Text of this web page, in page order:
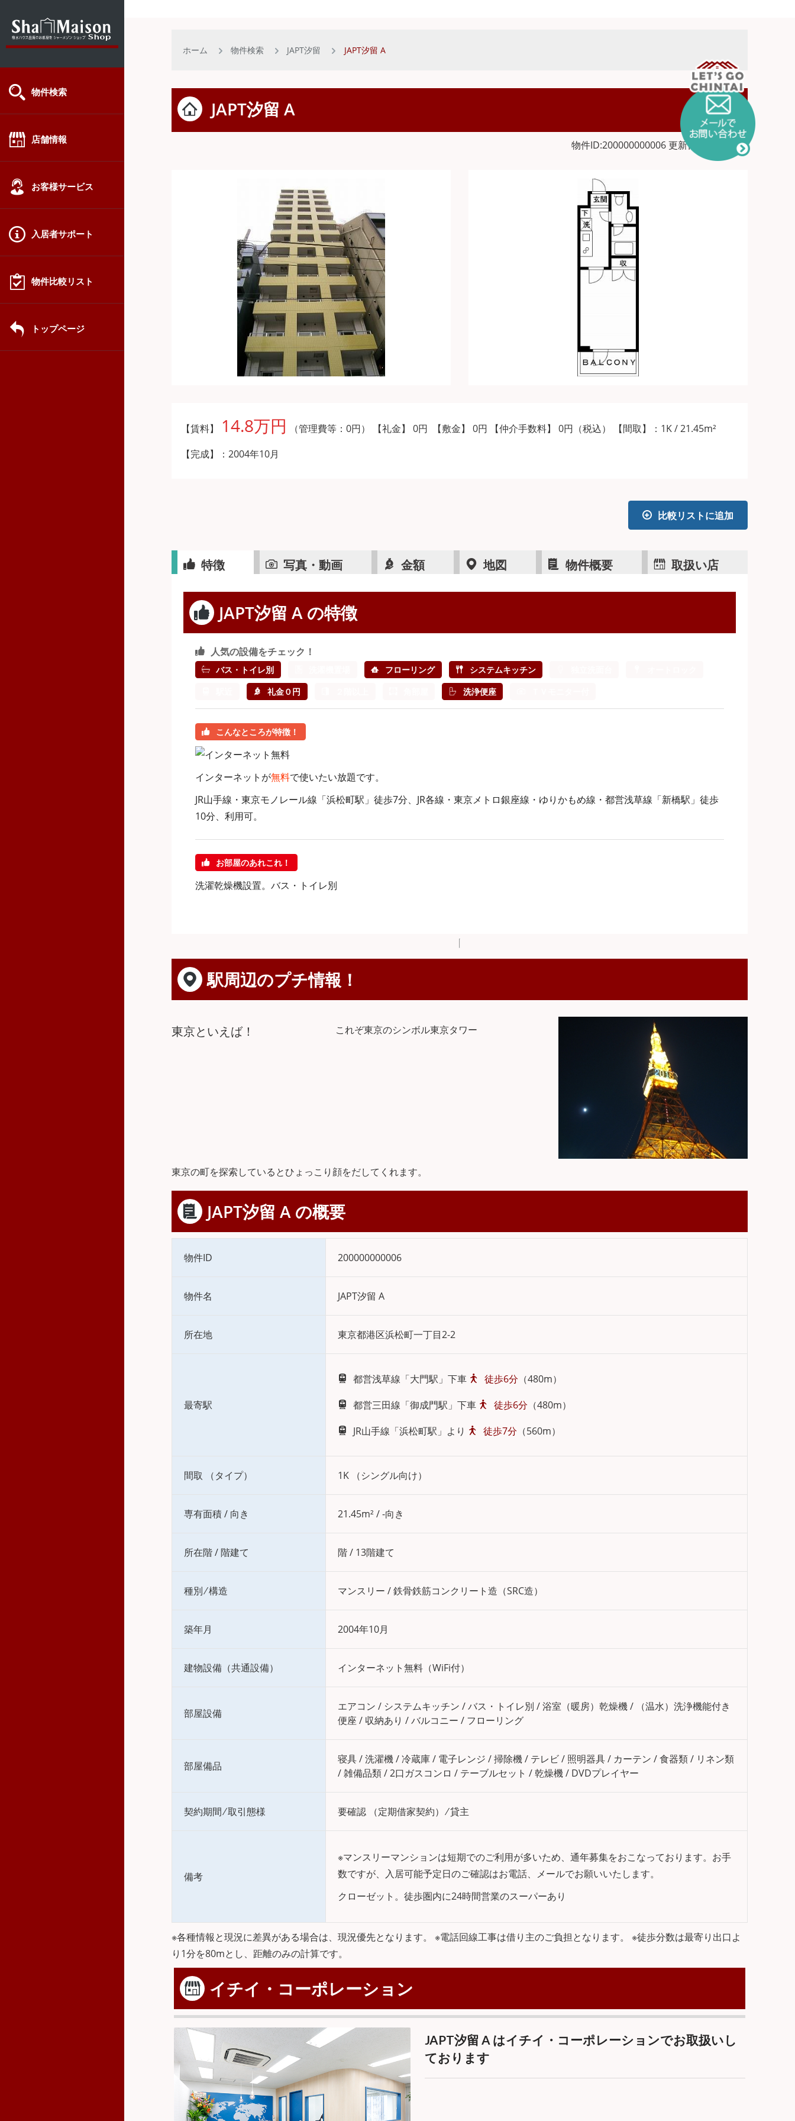
物件検索
店舗情報
お客様サービス
入居者サポート
物件比較リスト
トップページ
ホーム 物件検索 JAPT汐留 JAPT汐留 A
JAPT汐留 A
物件ID:200000000006 更新日:2026-08-08
【賃料】 14.8万円 （管理費等：0円） 【礼金】 0円 【敷金】 0円 【仲介手数料】 0円（税込）
【間取】：1K / 21.45m²
【完成】：2004年10月
比較リストに追加
特徴 写真・動画 金額 地図 物件概要 取扱い店
JAPT汐留 A の特徴
人気の設備をチェック！
バス・トイレ別 フローリング システムキッチン
礼金０円 洗浄便座
こんなところが特徴！
インターネットが無料で使いたい放題です。
JR山手線・東京モノレール線「浜松町駅」徒歩7分、JR各線・東京メトロ銀座線・ゆりかもめ線・都営浅草線「新橋駅」徒歩
10分、利用可。
お部屋のあれこれ！
洗濯乾燥機設置。バス・トイレ別
駅周辺のプチ情報！
東京といえば！ これぞ東京のシンボル東京タワー
東京の町を探索しているとひょっこり顔をだしてくれます。
JAPT汐留 A の概要
物件ID 200000000006
物件名 JAPT汐留 A
所在地 東京都港区浜松町一丁目2-2
最寄駅
都営浅草線「大門駅」下車 徒歩6分 （480m）
都営三田線「御成門駅」下車
徒歩6分 （480m）
JR山手線「浜松町駅」より
徒歩7分 （560m）
間取 （タイプ） 1K （シングル向け）
専有面積 / 向き 21.45m² / -向き
所在階 / 階建て 階 / 13階建て
種別 ⁄ 構造 マンスリー / 鉄骨鉄筋コンクリート造（SRC造）
築年月 2004年10月
建物設備（共通設備） インターネット無料（WiFi付）
部屋設備
エアコン / システムキッチン / バス・トイレ別 / 浴室（暖房）乾燥機 / （温水）洗浄機能付き
便座 / 収納あり / バルコニー / フローリング
部屋備品
寝具 / 洗濯機 / 冷蔵庫 / 電子レンジ / 掃除機 / テレビ / 照明器具 / カーテン / 食器類 / リネン類
/ 雑備品類 / 2口ガスコンロ / テーブルセット / 乾燥機 / DVDプレイヤー
契約期間 ⁄ 取引態様 要確認 （定期借家契約） ⁄ 貸主
備考
※マンスリーマンションは短期でのご利用が多いため、通年募集をおこなっております。お手
数ですが、入居可能予定日のご確認はお電話、メールでお願いいたします。
クローゼット。徒歩圏内に24時間営業のスーパーあり
※各種情報と現況に差異がある場合は、現況優先となります。 ※電話回線工事は借り主のご負担となります。 ※徒歩分数は最寄り出口よ
り1分を80mとし、距離のみの計算です。
イチイ・コーポレーション
JAPT汐留 A はイチイ・コーポレーションでお取扱いし
ております